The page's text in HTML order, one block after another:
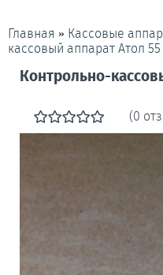
Главная » Кассовые
кассовый аппарат Атол
Контрольно-
(0